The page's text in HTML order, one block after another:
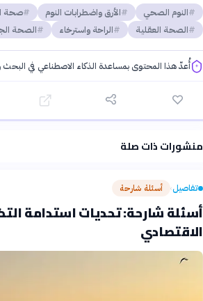
النوم الصحي الأرق واضطرابات النوم صحة
الصحة العقلية
الراحة واسترخاء الصحة
أُعدّ هذا المحتوى بمساعدة الذكاء الاصطناعي في البحث
منشورات ذات صلة
تفاصيل› أسئلة شارحة
أسئلة شارحة: تحديات استدامة
الاقتصادي